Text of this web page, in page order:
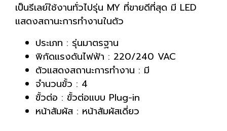
เป็นรีเลย์ใช้งานทั่วไปรุ่น MY ที่ขายดีที่สุด มี LED
แสดงสถานะการทำงานในตัว
ประเภท : รุ่นมาตรฐาน
พิกัดแรงดันไฟฟ้า : 220/240 VAC
ตัวแสดงสถานะการทำงาน : มี
จำนวนขั้ว : 4
ขั้วต่อ : ขั้วต่อแบบ Plug-in
หน้าสัมผัส : หน้าสัมผัสเดี่ยว